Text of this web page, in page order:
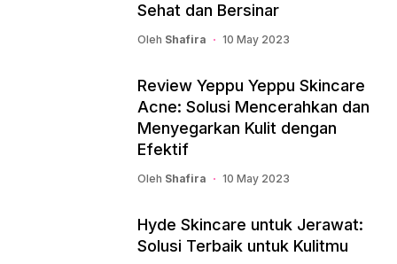
Sehat dan Bersinar
Oleh Shafira 10 May 2023
Review Yeppu Yeppu Skincare
Acne: Solusi Mencerahkan dan
Menyegarkan Kulit dengan
Efektif
Oleh Shafira 10 May 2023
Hyde Skincare untuk Jerawat:
Solusi Terbaik untuk Kulitmu